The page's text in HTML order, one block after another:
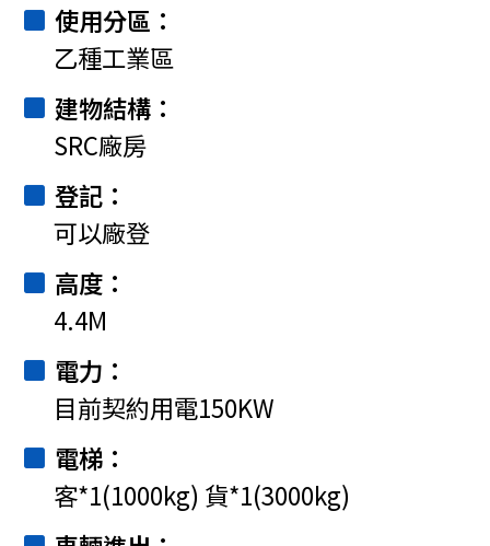
使用分區
乙種工業區
建物結構
SRC廠房
登記
可以廠登
高度
4.4M
電力
目前契約用電150KW
電梯
客*1(1000kg) 貨*1(3000kg)